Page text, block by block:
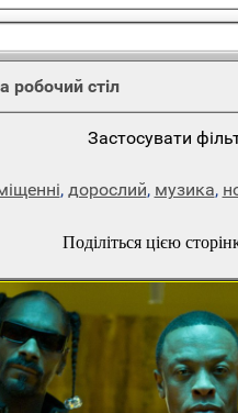
робочий стіл
Застосувати
, дорослий, музика,